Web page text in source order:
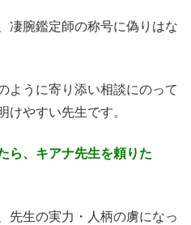
凄腕鑑定師の称号に偽りはな
ように寄り添い相談にのって
けやすい先生です。
ら、キアナ先生を頼りた
先生の実力・人柄の虜になっ